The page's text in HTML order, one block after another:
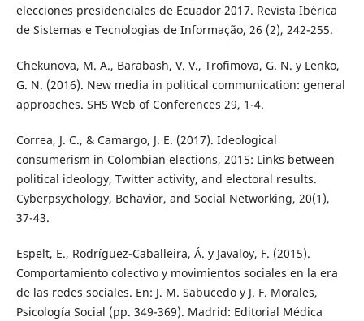
elecciones presidenciales de Ecuador 2017. Revista Ibérica
de Sistemas e Tecnologias de Informação, 26 (2), 242-255.
Chekunova, M. A., Barabash, V. V., Trofimova, G. N. y Lenko,
G. N. (2016). New media in political communication: general
approaches. SHS Web of Conferences 29, 1-4.
Correa, J. C., & Camargo, J. E. (2017). Ideological
consumerism in Colombian elections, 2015: Links between
political ideology, Twitter activity, and electoral results.
Cyberpsychology, Behavior, and Social Networking, 20(1),
37-43.
Espelt, E., Rodríguez-Caballeira, Á. y Javaloy, F. (2015).
Comportamiento colectivo y movimientos sociales en la era
de las redes sociales. En: J. M. Sabucedo y J. F. Morales,
Psicología Social (pp. 349-369). Madrid: Editorial Médica